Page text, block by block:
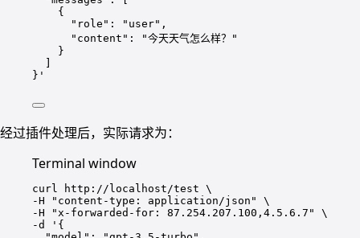
{
"role": "user",
"content": "今天天气怎么样？"
}
]
}'
经过插件处理后，实际请求为：
Terminal window
curl http://localhost/test \
-H
"content-type: application/json"
\
-H
"x-forwarded-for: 87.254.207.100,4.5.6.7"
\
-d
'{